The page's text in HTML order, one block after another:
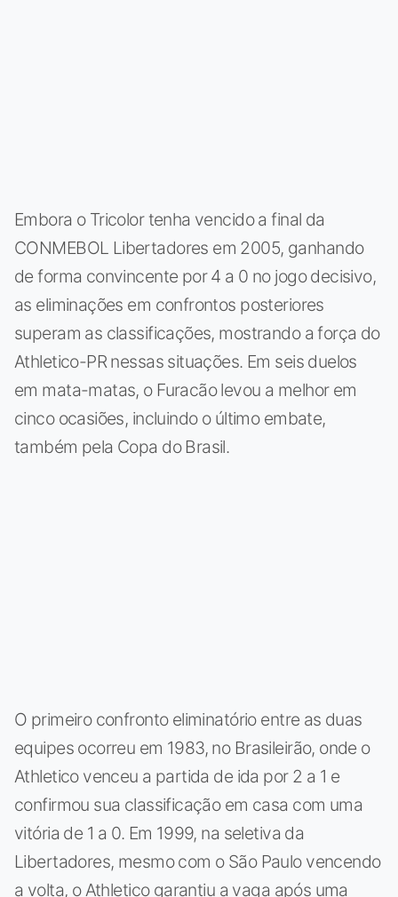
Embora o Tricolor tenha vencido a final da
CONMEBOL Libertadores em 2005, ganhando
de forma convincente por 4 a 0 no jogo decisivo,
as eliminações em confrontos posteriores
superam as classificações, mostrando a força do
Athletico-PR nessas situações. Em seis duelos
em mata-matas, o Furacão levou a melhor em
cinco ocasiões, incluindo o último embate,
também pela Copa do Brasil.
O primeiro confronto eliminatório entre as duas
equipes ocorreu em 1983, no Brasileirão, onde o
Athletico venceu a partida de ida por 2 a 1 e
confirmou sua classificação em casa com uma
vitória de 1 a 0. Em 1999, na seletiva da
Libertadores, mesmo com o São Paulo vencendo
a volta, o Athletico garantiu a vaga após uma